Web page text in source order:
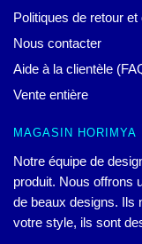
Politiques de retour
Nous contacter
Aide à la clientèle
Vente entière
MAGASIN HORIMYA
Notre équipe de
produit. Nous offrons
de beaux designs. Ils
votre style, ils sont